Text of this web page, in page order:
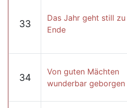
33
Das Jahr geht still zu
Ende
34
Von guten Mächten
wunderbar geborgen